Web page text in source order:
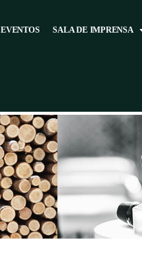
EVENTOS SALA DE IMPRENSA